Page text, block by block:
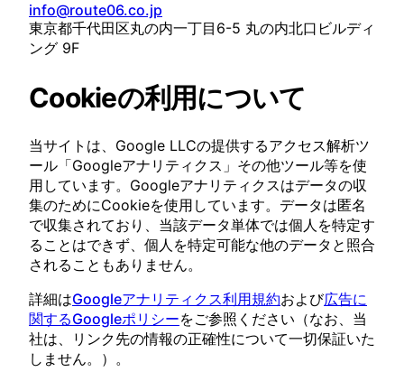
info@route06.co.jp
東京都千代田区丸の内一丁目6-5 丸の内北口ビルディ
ング 9F
Cookieの利用について
当サイトは、Google LLCの提供するアクセス解析ツ
ール「Googleアナリティクス」その他ツール等を使
用しています。Googleアナリティクスはデータの収
集のためにCookieを使用しています。データは匿名
で収集されており、当該データ単体では個人を特定す
ることはできず、個人を特定可能な他のデータと照合
されることもありません。
詳細はGoogleアナリティクス利用規約および広告に
関するGoogleポリシーをご参照ください（なお、当
社は、リンク先の情報の正確性について一切保証いた
しません。）。